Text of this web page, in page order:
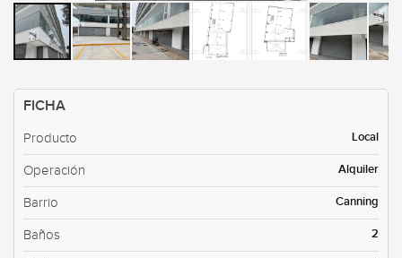
FICHA
Producto Local
Operación Alquiler
Barrio Canning
Baños 2